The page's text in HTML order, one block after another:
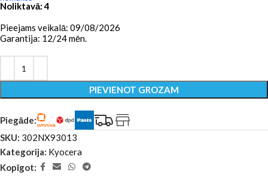
Noliktavā: 4
Pieejams veikalā: 09/08/2026
Garantija: 12/24 mēn.
PIEVIENOT GROZAM
Piegāde:
SKU: 302NX93013
Kategorija: Kyocera
Kopīgot: